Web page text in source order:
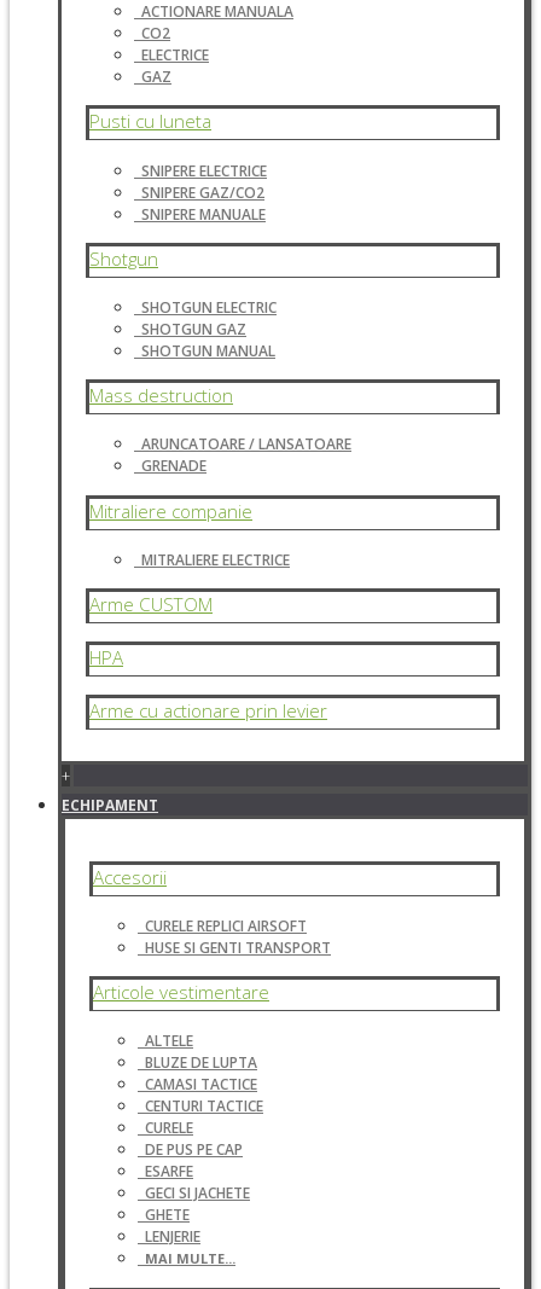
ACTIONARE MANUALA
CO2
ELECTRICE
GAZ
Pusti cu luneta
SNIPERE ELECTRICE
SNIPERE GAZ/CO2
SNIPERE MANUALE
Shotgun
SHOTGUN ELECTRIC
SHOTGUN GAZ
SHOTGUN MANUAL
Mass destruction
ARUNCATOARE / LANSATOARE
GRENADE
Mitraliere companie
MITRALIERE ELECTRICE
Arme CUSTOM
HPA
Arme cu actionare prin levier
+
ECHIPAMENT
Accesorii
CURELE REPLICI AIRSOFT
HUSE SI GENTI TRANSPORT
Articole vestimentare
ALTELE
BLUZE DE LUPTA
CAMASI TACTICE
CENTURI TACTICE
CURELE
DE PUS PE CAP
ESARFE
GECI SI JACHETE
GHETE
LENJERIE
MAI MULTE...